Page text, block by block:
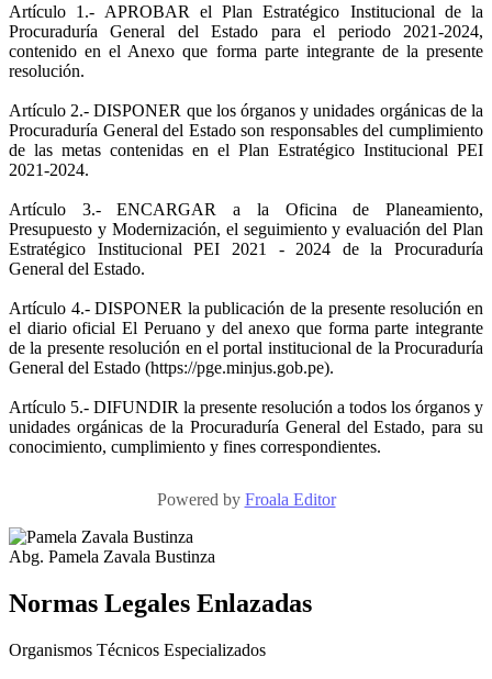
Artículo 1.- APROBAR el Plan Estratégico Institucional de la
Procuraduría General del Estado para el periodo 2021-2024,
contenido en el Anexo que forma parte integrante de la presente
resolución.
Artículo 2.- DISPONER que los órganos y unidades orgánicas de la
Procuraduría General del Estado son responsables del cumplimiento
de las metas contenidas en el Plan Estratégico Institucional PEI
2021-2024.
Artículo 3.- ENCARGAR a la Oficina de Planeamiento,
Presupuesto y Modernización, el seguimiento y evaluación del Plan
Estratégico Institucional PEI 2021 - 2024 de la Procuraduría
General del Estado.
Artículo 4.- DISPONER la publicación de la presente resolución en
el diario oficial El Peruano y del anexo que forma parte integrante
de la presente resolución en el portal institucional de la Procuraduría
General del Estado (https://pge.minjus.gob.pe).
Artículo 5.- DIFUNDIR la presente resolución a todos los órganos y
unidades orgánicas de la Procuraduría General del Estado, para su
conocimiento, cumplimiento y fines correspondientes.
Powered by Froala Editor
Abg. Pamela Zavala Bustinza
Normas Legales Enlazadas
Organismos Técnicos Especializados